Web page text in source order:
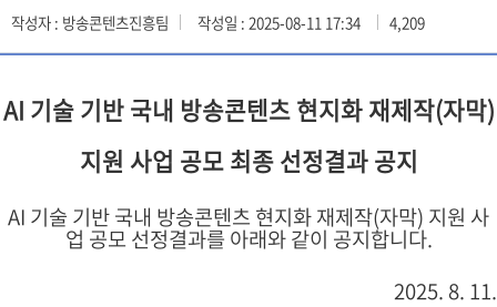
작성자 : 방송콘텐츠진흥팀 작성일 : 2025-08-11 17:34 4,209
AI 기술 기반 국내 방송콘텐츠 현지화 재제작(자막)
지원 사업 공모 최종 선정결과 공지
AI 기술 기반 국내 방송콘텐츠 현지화 재제작(자막) 지원 사
업 공모 선정결과를 아래와 같이 공지합니다.
2025. 8. 11.